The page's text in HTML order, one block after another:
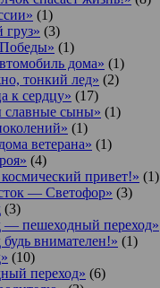
(1)
(3)
(1)
дома» (1)
тонкий лед» (2)
к сердцу» (17)
славные сыны» (1)
(1)
ветерана» (1)
(4)
привет!» (1)
— Светофор» (3)
(3)
— пешеходный переход»
внимателен!» (1)
(10)
переход» (6)